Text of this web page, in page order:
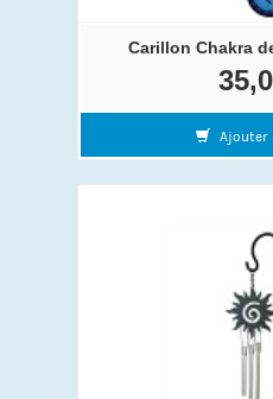
Carillon Chakra
Ajouter